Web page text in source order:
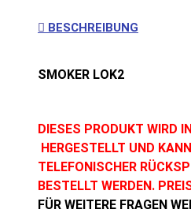
BESCHREIBUNG
SMOKER LOK2
DIESES PRODUKT WIRD
HERGESTELLT UND
TELEFONISCHER
BESTELLT WERDEN.
FÜR WEITERE FRAGEN